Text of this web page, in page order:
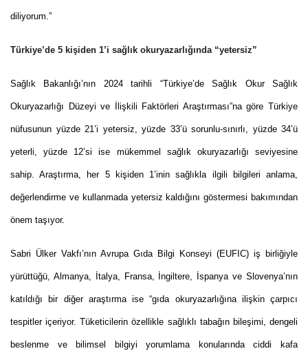
diliyorum.”
Türkiye’de 5 kişiden 1’i sağlık okuryazarlığında “yetersiz”
Sağlık Bakanlığı’nın 2024 tarihli “Türkiye’de Sağlık Okur Sağlık
Okuryazarlığı Düzeyi ve İlişkili Faktörleri Araştırması”na göre Türkiye
nüfusunun yüzde 21’i yetersiz, yüzde 33’ü sorunlu-sınırlı, yüzde 34’ü
yeterli, yüzde 12’si ise mükemmel sağlık okuryazarlığı seviyesine
sahip. Araştırma, her 5 kişiden 1’inin sağlıkla ilgili bilgileri anlama,
değerlendirme ve kullanmada yetersiz kaldığını göstermesi bakımından
önem taşıyor.
Sabri Ülker Vakfı’nın Avrupa Gıda Bilgi Konseyi (EUFIC) iş birliğiyle
yürüttüğü, Almanya, İtalya, Fransa, İngiltere, İspanya ve Slovenya’nın
katıldığı bir diğer araştırma ise “gıda okuryazarlığına ilişkin çarpıcı
tespitler içeriyor. Tüketicilerin özellikle sağlıklı tabağın bileşimi, dengeli
beslenme ve bilimsel bilgiyi yorumlama konularında ciddi kafa